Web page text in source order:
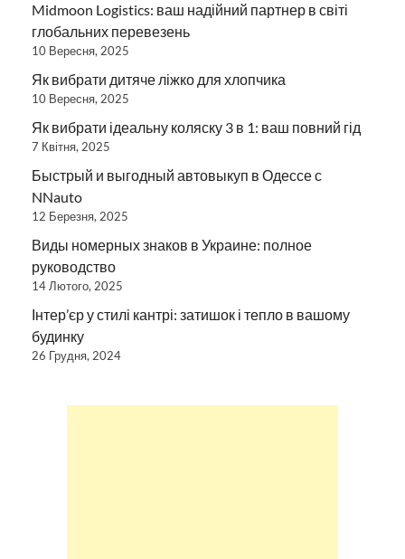
Midmoon Logistics: ваш надійний партнер в світі
глобальних перевезень
10 Вересня, 2025
Як вибрати дитяче ліжко для хлопчика
10 Вересня, 2025
Як вибрати ідеальну коляску 3 в 1: ваш повний гід
7 Квітня, 2025
Быстрый и выгодный автовыкуп в Одессе с
NNauto
12 Березня, 2025
Виды номерных знаков в Украине: полное
руководство
14 Лютого, 2025
Інтер’єр у стилі кантрі: затишок і тепло в вашому
будинку
26 Грудня, 2024